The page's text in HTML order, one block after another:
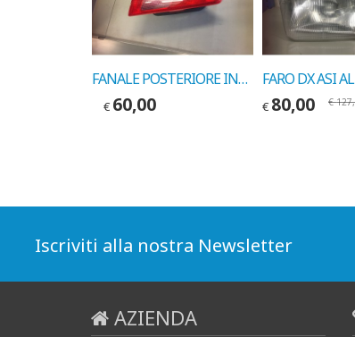
FANALE POSTERIORE INTERNO DESTRO ALFA 156 COD. MARELLI 714029030801
€ 60,00 € 80,00 €
Iscriviti alla nostra Newsletter
AZIENDA